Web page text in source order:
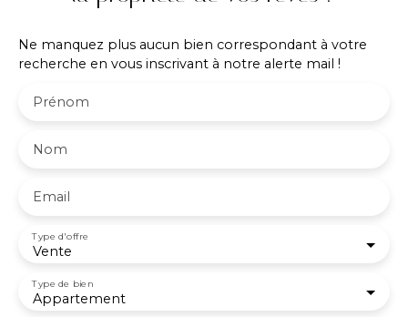
apprécierez l'emplacement privilégié, à proximité
transports et de toutes les commodités. Contact
PROXIMMO: Richard CAYER-BARRIOZ au 06. 81.
immatriculé n°942 575 440 au RSAC de Grenoble
Ne manquez plus aucun bien correspondant à votre
recherche en vous inscrivant à notre alerte mail !
Prénom
Nom
Email
Vente
Type d'offre
Appartement
Type de bien